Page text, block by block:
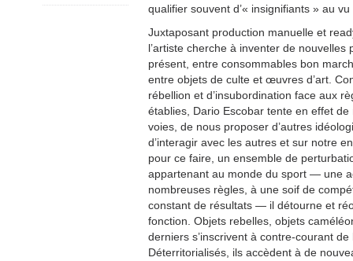
qualifier souvent d’« insignifiants » au
Juxtaposant production manuelle et
l’artiste cherche à inventer de nouvelles
présent, entre consommables bon
entre objets de culte et œuvres d’art.
rébellion et d’insubordination face aux
établies, Dario Escobar tente en effet de
voies, de nous proposer d’autres
d’interagir avec les autres et sur notre
pour ce faire, un ensemble de
appartenant au monde du sport — une
nombreuses règles, à une soif de
constant de résultats — il détourne et
fonction. Objets rebelles, objets
derniers s’inscrivent à contre-courant
Déterritorialisés, ils accèdent à de